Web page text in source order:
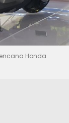
Honda